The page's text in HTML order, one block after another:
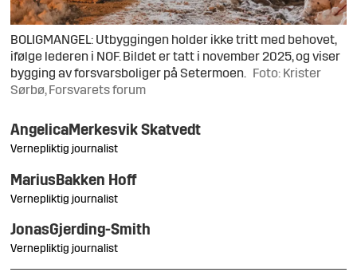
BOLIGMANGEL: Utbyggingen holder ikke tritt med behovet,
ifølge lederen i NOF. Bildet er tatt i november 2025, og viser
bygging av forsvarsboliger på Setermoen.
Foto: Krister
Sørbø, Forsvarets forum
AngelicaMerkesvik Skatvedt
Vernepliktig journalist
Marius Bakken Hoff
Vernepliktig journalist
JonasGjerding-Smith
Vernepliktig journalist